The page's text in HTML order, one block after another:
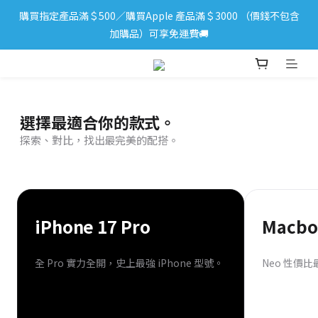
iPhone 17 系列新登場！立即訂購
購買指定產品滿＄500／購買Apple 產品滿＄3000 （價錢不包含
加購品）可享免運費🚚
iPhone 17 系列新登場！立即訂購
選擇最適合你的款式。
探索、對比，找出最完美的配搭。
iPhone 17 Pro
全 Pro 實力全開，史上最強 iPhone 型號。 Neo 性價比